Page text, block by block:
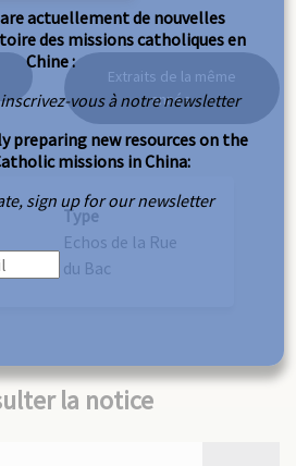
Extraits de la même
année
Type
Echos de la Rue
du Bac
la notice
actuellement de nouvelles
des missions catholiques en
Chine :
vous à notre newsletter
preparing new resources on the
missions in China:
sign up for our newsletter